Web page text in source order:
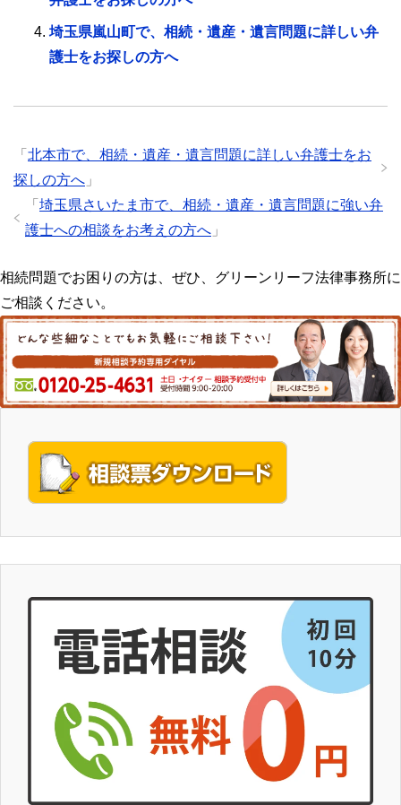
埼玉県嵐山町で、相続・遺産・遺言問題に詳しい弁
護士をお探しの方へ
「 北本市で、相続・遺産・遺言問題に詳しい弁護士をお
探しの方へ 」
「 埼玉県さいたま市で、相続・遺産・遺言問題に強い弁
護士への相談をお考えの方へ 」
相続問題でお困りの方は、ぜひ、グリーンリーフ法律事務所に
ご相談ください。